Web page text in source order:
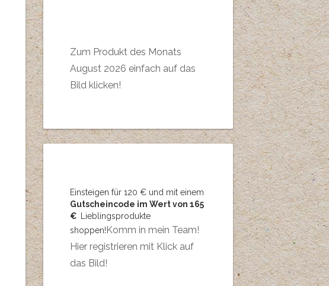
Publish for Free
Zum Produkt des Monats
August 2026 einfach auf das
Bild klicken!
Einsteigen für 120 € und mit einem
Gutscheincode im Wert von 165
€
Lieblingsprodukte
shoppen!Komm in mein Team!
Hier registrieren mit Klick auf
das Bild!